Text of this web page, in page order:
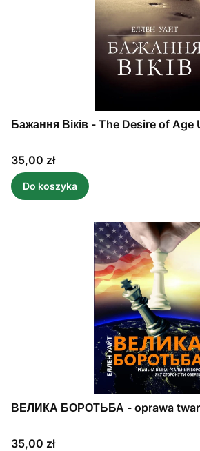
Бажання Віків - The Desire of Age
Cena
35,00 zł
Do koszyka
ВЕЛИКА БОРОТЬБА - oprawa
Cena
35,00 zł